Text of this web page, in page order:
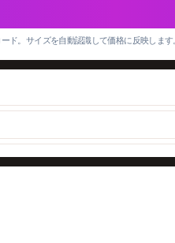
ド。サイズを自動認識して価格に反映しま